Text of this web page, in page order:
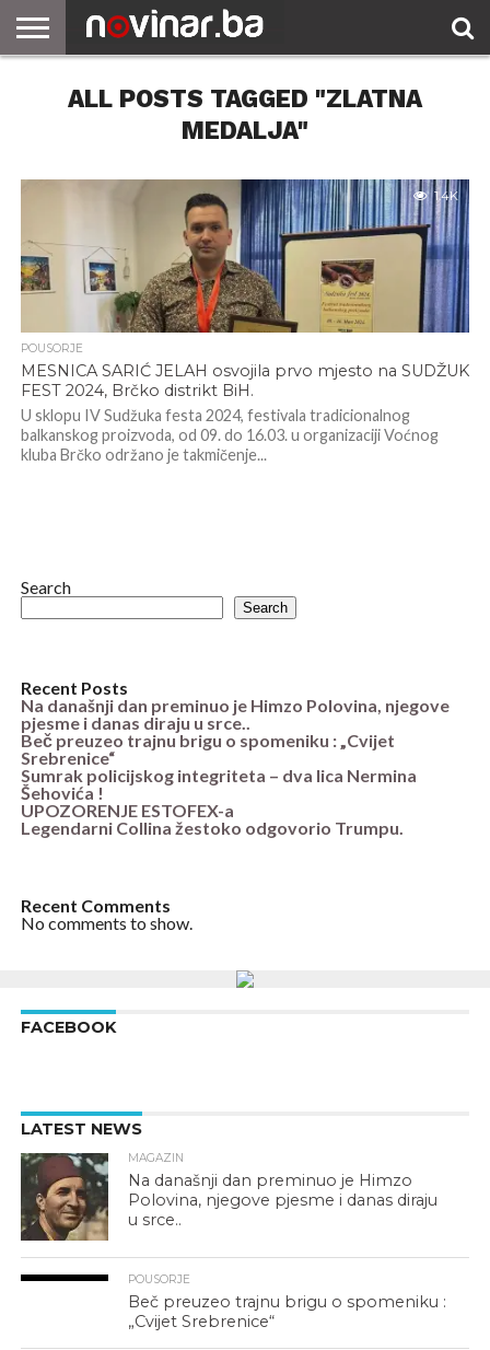
ALL POSTS TAGGED "ZLATNA
MEDALJA"
1.4K
POUSORJE
MESNICA SARIĆ JELAH osvojila prvo mjesto na SUDŽUK
FEST 2024, Brčko distrikt BiH.
U sklopu IV Sudžuka festa 2024, festivala tradicionalnog
balkanskog proizvoda, od 09. do 16.03. u organizaciji Voćnog
kluba Brčko održano je takmičenje...
Search
Search
Recent Posts
Na današnji dan preminuo je Himzo Polovina, njegove
pjesme i danas diraju u srce..
Beč preuzeo trajnu brigu o spomeniku : „Cvijet
Srebrenice“
Sumrak policijskog integriteta – dva lica Nermina
Šehovića !
UPOZORENJE ESTOFEX-a
Legendarni Collina žestoko odgovorio Trumpu.
Recent Comments
No comments to show.
FACEBOOK
LATEST NEWS
MAGAZIN
Na današnji dan preminuo je Himzo
Polovina, njegove pjesme i danas diraju
u srce..
POUSORJE
Beč preuzeo trajnu brigu o spomeniku :
„Cvijet Srebrenice“